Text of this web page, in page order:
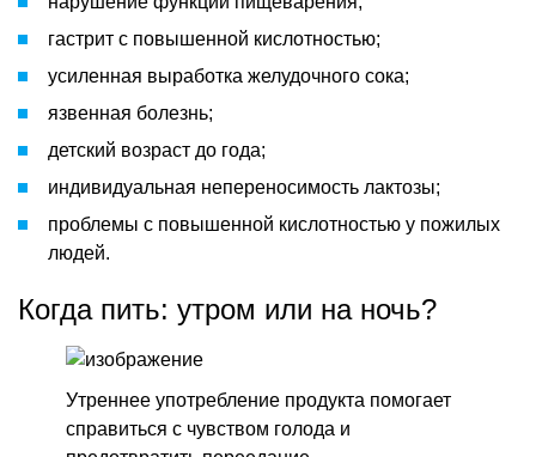
гастрит с повышенной кислотностью;
усиленная выработка желудочного сока;
язвенная болезнь;
детский возраст до года;
индивидуальная непереносимость лактозы;
проблемы с повышенной кислотностью у пожилых
людей.
Когда пить: утром или на ночь?
Утреннее употребление продукта помогает
справиться с чувством голода и